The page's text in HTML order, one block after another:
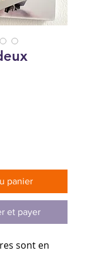
panier
et payer
sont en